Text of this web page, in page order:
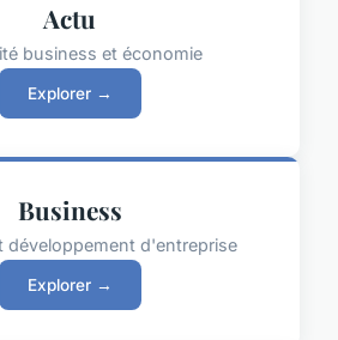
Actu
business et économie
Explorer →
Business
développement d'entreprise
Explorer →